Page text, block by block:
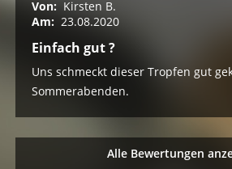
Von: Kirsten B.
Am: 23.08.2020
Einfach gut ?
Uns schmeckt dieser Tropfen gut
Sommerabenden.
Alle Bewertungen